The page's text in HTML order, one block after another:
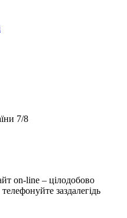
7/8
on-line – цілодобово
заздалегідь